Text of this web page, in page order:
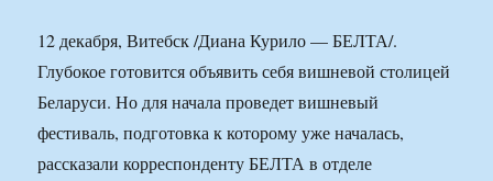
12 декабря, Витебск /Диана Курило — БЕЛТА/.
Глубокое готовится объявить себя вишневой столицей
Беларуси. Но для начала проведет вишневый
фестиваль, подготовка к которому уже началась,
рассказали корреспонденту БЕЛТА в отделе